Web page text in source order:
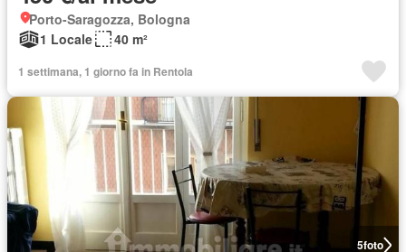
Porto-Saragozza, Bologna
1 Locale
40 m²
1 settimana, 1 giorno fa in Rentola
5foto